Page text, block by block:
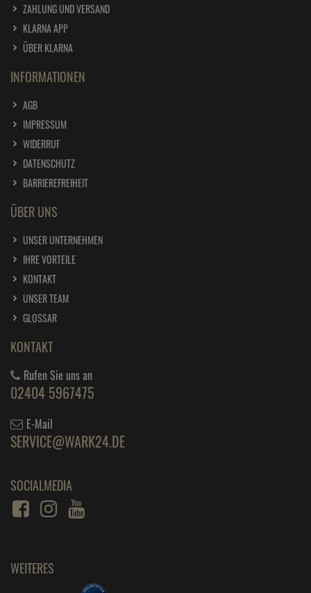
ZAHLUNG UND VERSAND
KLARNA APP
ÜBER KLARNA
INFORMATIONEN
AGB
IMPRESSUM
WIDERRUF
DATENSCHUTZ
BARRIEREFREIHEIT
ÜBER UNS
UNSER UNTERNEHMEN
IHRE VORTEILE
KONTAKT
UNSER TEAM
GLOSSAR
KONTAKT
Rufen Sie uns an
02404 5967475
E-Mail
SERVICE@WARK24.DE
SOCIALMEDIA
WEITERES